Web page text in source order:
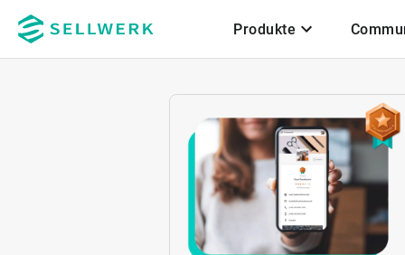
Zum Hauptinhalt
Produkte